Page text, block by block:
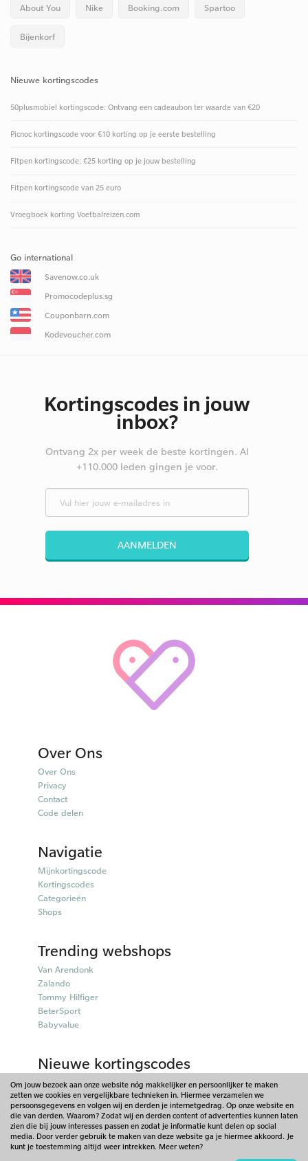
About You Nike Booking.com Spartoo
Bijenkorf
Nieuwe kortingscodes
50plusmobiel kortingscode: Ontvang een cadeaubon ter waarde van €20
Picnoc kortingscode voor €10 korting op je eerste bestelling
Fitpen kortingscode: €25 korting op je jouw bestelling
Fitpen kortingscode van 25 euro
Vroegboek korting Voetbalreizen.com
Go international
Savenow.co.uk
Promocodeplus.sg
Couponbarn.com
Kodevoucher.com
Kortingscodes in jouw
inbox?
Ontvang 2x per week de beste kortingen. Al
+110.000 leden gingen je voor.
AANMELDEN
Over Ons
Over Ons
Privacy
Contact
Code delen
Navigatie
Mijnkortingscode
Kortingscodes
Categorieën
Shops
Trending webshops
Van Arendonk
Zalando
Tommy Hilfiger
BeterSport
Babyvalue
Nieuwe kortingscodes
50plusmobiel kortingscodes
Parfumado kortingscodes
Fitpen kortingscodes
Things I Like Things I Love kortingscodes
Briters kortingscodes
Om jouw bezoek aan onze website nóg makkelijker en persoonlijker te maken
zetten we cookies en vergelijkbare technieken in. Hiermee verzamelen we
persoonsgegevens en volgen wij en derden je internetgedrag. Op onze website en
die van derden. Waarom? Zodat wij en derden content of advertenties kunnen laten
zien die bij jouw interesses passen en zodat je informatie kunt delen op social
media. Door verder gebruik te maken van deze website ga je hiermee akkoord. Je
kunt je toestemming altijd weer intrekken. Meer weten?